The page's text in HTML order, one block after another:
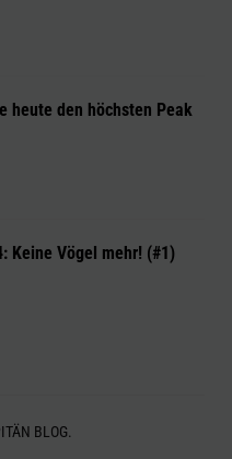
heute den höchsten Peak
Keine Vögel mehr! (#1)
BLOG.